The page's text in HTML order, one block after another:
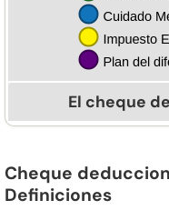
El cheque
Cheque
Definiciones